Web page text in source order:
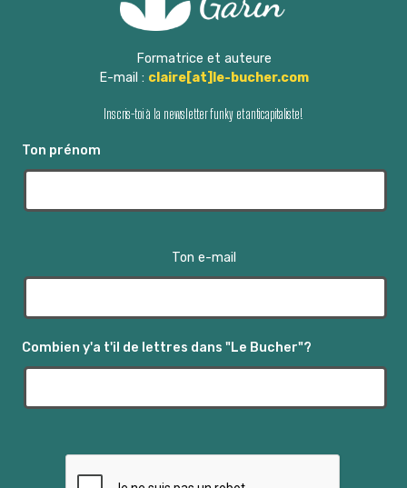
Formatrice et auteure
E-mail : claire[at]le-bucher.com
Inscris-toi à la newsletter funky et anticapitaliste!
Ton prénom
Ton e-mail
Combien y'a t'il de lettres dans "Le Bucher"?